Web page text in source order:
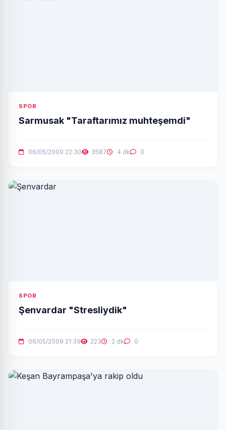
SPOR
Sarmusak "Taraftarımız muhteşemdi"
06/05/2009 22:30 3587 4 dk 0
SPOR
Şenvardar "Stresliydik"
06/05/2009 21:39 223 2 dk 0